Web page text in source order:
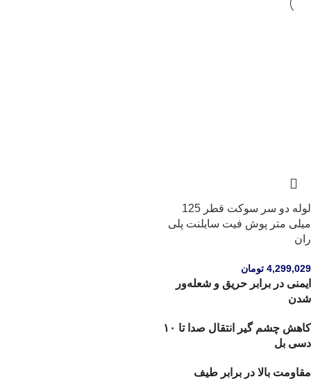
لوله دو سر سوکت قطر 125
میلی متر پوش فیت سایلنت پلی
ران
4,299,029 تومان
ایمنی در برابر حریق و شعله‌ور
شدن
کاهش چشم گیر انتقال صدا تا ۱۰
دسی بل
مقاومت بالا در برابر طیف